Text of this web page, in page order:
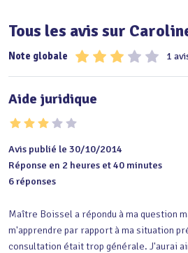
Tous les avis sur
Note globale 1
Aide juridique
Avis publié le 30/10/2014
Réponse en 2 heures et 40 minutes
6 réponses
Maître Boissel a répondu à ma question
m'apprendre par rapport à ma situation
consultation était trop générale. J'aurai